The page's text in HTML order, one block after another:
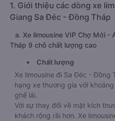
1. Giới thiệu các dòng xe
Giang Sa Đéc - Đồng Tháp
a. Xe limousine VIP Chợ Mới -
Tháp 9 chỗ chất lượng cao
Chất lượng
Xe limousine đi Sa Đéc - Đồng
hạng xe thương gia với
ghế lái.
Với sự thay đổi về mặt kích
khách rộng rãi hơn. Xe